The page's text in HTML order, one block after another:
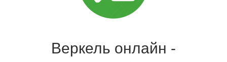
Веркель онлайн -